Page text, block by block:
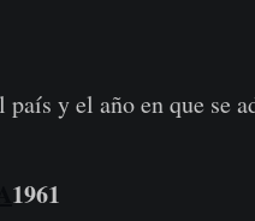
país y el año en que se
1961